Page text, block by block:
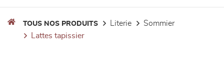
TOUS NOS PRODUITS literie
sommier
lattes tapissier